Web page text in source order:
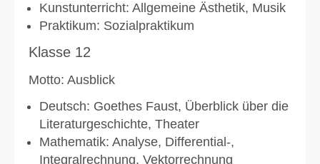
Kunstunterricht: Allgemeine Ästhetik, Musik
Praktikum: Sozialpraktikum
Klasse 12
Motto: Ausblick
Deutsch: Goethes Faust, Überblick über die
Literaturgeschichte, Theater
Mathematik: Analyse, Differential-,
Integralrechnung, Vektorrechnung